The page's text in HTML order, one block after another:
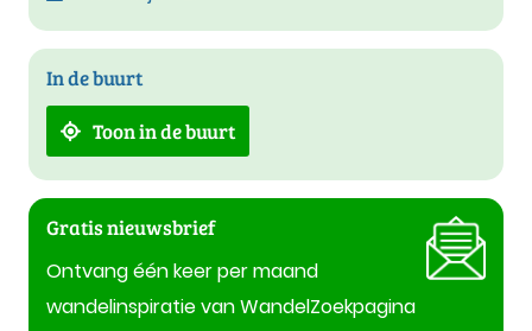
In de buurt
Toon in de buurt
Gratis nieuwsbrief
Ontvang één keer per maand
wandelinspiratie van WandelZoekpagina